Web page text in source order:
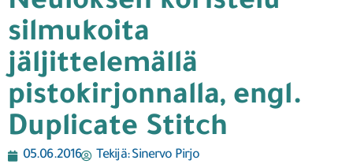
silmukoita
jäljittelemällä
pistokirjonnalla, engl.
Duplicate Stitch
05.06.2016 Tekijä:Sinervo Pirjo